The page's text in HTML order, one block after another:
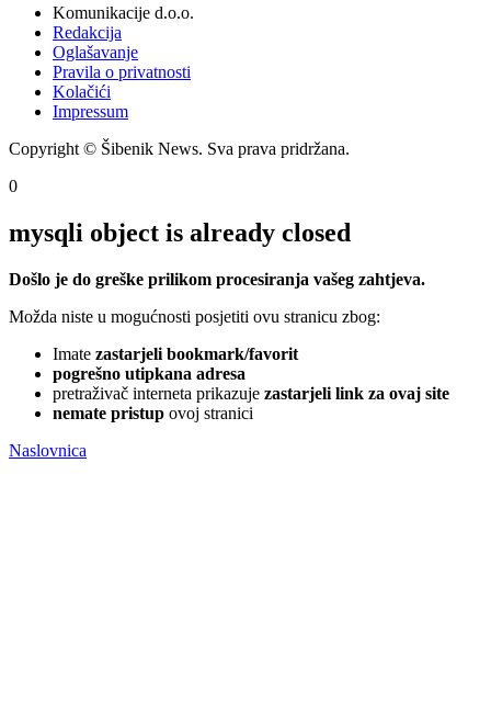
Komunikacije d.o.o.
Redakcija
Oglašavanje
Pravila o privatnosti
Kolačići
Impressum
Copyright © Šibenik News. Sva prava pridržana.
0
mysqli object is already closed
Došlo je do greške prilikom procesiranja vašeg zahtjeva.
Možda niste u mogućnosti posjetiti ovu stranicu zbog:
Imate zastarjeli bookmark/favorit
pogrešno utipkana adresa
pretraživač interneta prikazuje zastarjeli link za ovaj site
nemate pristup ovoj stranici
Naslovnica